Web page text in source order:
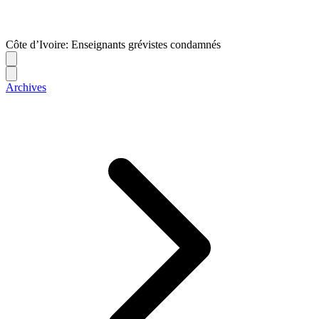
Côte d’Ivoire: Enseignants grévistes condamnés
Archives